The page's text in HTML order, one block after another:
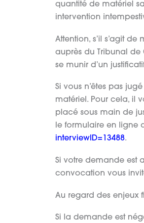
quantité de matériel
intervention
Attention, s’il s’agit
auprès du Tribunal
se munir d’un
Si vous n’êtes pas
matériel. Pour cela, il
placé sous main de
le formulaire en ligne
interviewID=13488.
Si votre demande est
convocation vous
Au regard des enjeux
Si la demande est